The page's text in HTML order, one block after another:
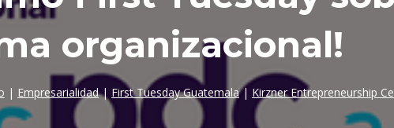
organizacional!
| Empresarialidad| First Tuesday Guatemala| Kirzner Entrepreneurship